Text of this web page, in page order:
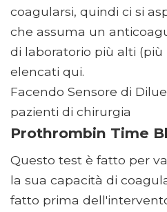
coagularsi, quindi ci si
che assuma un
di laboratorio più alti
elencati qui.
Facendo Sensore di
pazienti di chirurgia
Prothrombin Time
Questo test è fatto per
la sua capacità di
fatto prima